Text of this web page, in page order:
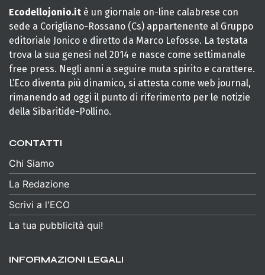
Ecodellojonio.it è un giornale on-line calabrese con
sede a Corigliano-Rossano (Cs) appartenente al Gruppo
editoriale Jonico e diretto da Marco Lefosse. La testata
trova la sua genesi nel 2014 e nasce come settimanale
free press. Negli anni a seguire muta spirito e carattere.
L’Eco diventa più dinamico, si attesta come web journal,
rimanendo ad oggi il punto di riferimento per le notizie
della Sibaritide-Pollino.
CONTATTI
Chi Siamo
La Redazione
Scrivi a l'ECO
La tua pubblicità qui!
INFORMAZIONI LEGALI